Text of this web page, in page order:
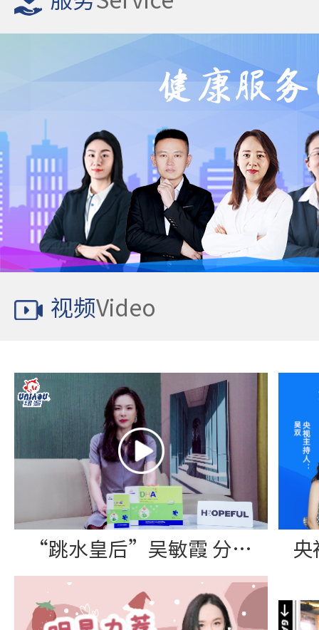
视频Video
“跳水皇后”吴敏霞 分享纽派DHA藻油软胶囊